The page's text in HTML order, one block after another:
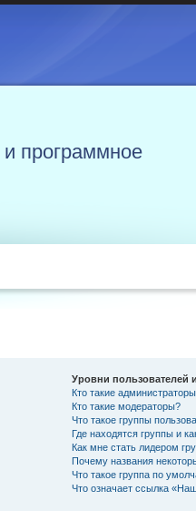
программное
Уровни пользователей
Кто такие
Кто такие модераторы?
Что такое группы
Где находятся группы и
Как мне стать лидером
Почему названия
Что такое группа по
Что означает ссылка